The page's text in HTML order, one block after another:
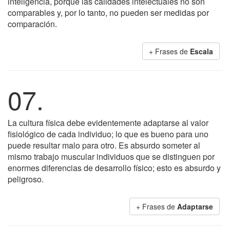
comparables y, por lo tanto, no pueden ser medidas por
comparación.
+ Frases de Escala
07.
La cultura física debe evidentemente adaptarse al valor
fisiológico de cada individuo; lo que es bueno para uno
puede resultar malo para otro. Es absurdo someter al
mismo trabajo muscular individuos que se distinguen por
enormes diferencias de desarrollo físico; esto es absurdo y
peligroso.
+ Frases de Adaptarse